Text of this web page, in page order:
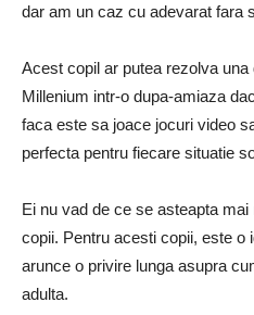
dar am un caz cu adevarat fara
Acest copil ar putea rezolva
Millenium intr-o dupa-amiaza
faca este sa joace jocuri video
perfecta pentru fiecare situatie
Ei nu vad de ce se asteapta
copii. Pentru acesti copii, este o
arunce o privire lunga asupra
adulta.